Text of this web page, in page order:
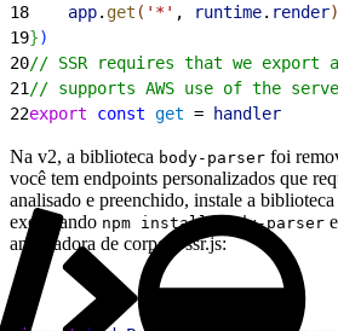
18
    app
. get ( '*' , runtime. render)
19})
20// SSR requires that we
21 // supports AWS use of the
22export const get = handler
Na v2, a biblioteca body-parser foi
você tem endpoints personalizados que
analisado e preenchido, instale a biblioteca
executando npm install body-parser
analisadora de corpo a ssr.js: